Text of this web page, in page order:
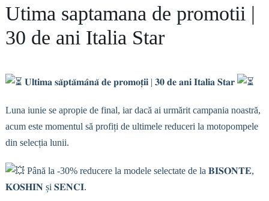
Utima saptamana de promotii |
30 de ani Italia Star
𝐔𝐥𝐭𝐢𝐦𝐚 𝐬𝐚̆𝐩𝐭𝐚̆𝐦𝐚̂𝐧𝐚̆ 𝐝𝐞 𝐩𝐫𝐨𝐦𝐨𝐭̦𝐢𝐢 | 𝟑𝟎 𝐝𝐞 𝐚𝐧𝐢 𝐈𝐭𝐚𝐥𝐢𝐚 𝐒𝐭𝐚𝐫
Luna iunie se apropie de final, iar dacă ai urmărit campania noastră,
acum este momentul să profiți de ultimele reduceri la motopompele
din selecția lunii.
Până la -30% reducere la modele selectate de la 𝐁𝐈𝐒𝐎𝐍𝐓𝐄,
𝐊𝐎𝐒𝐇𝐈𝐍 și 𝐒𝐄𝐍𝐂𝐈.